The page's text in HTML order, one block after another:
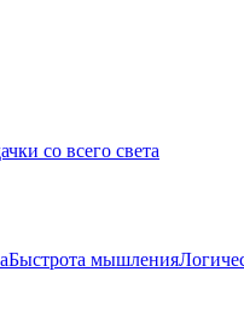
со всего света
Быстрота мышления